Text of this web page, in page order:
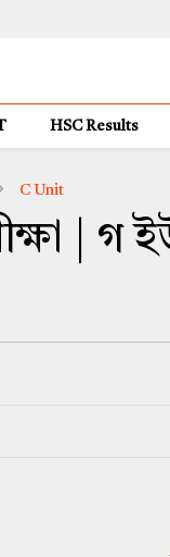
HSC Results
C Unit
| গ